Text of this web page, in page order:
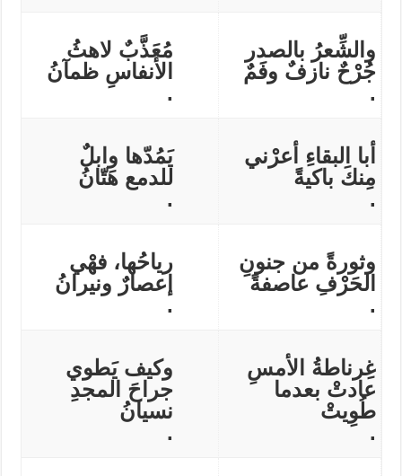
والشِّعرُ بالصدر
جُرْحٌ نازفٌ وفَمٌ
.
مُعَذَّبٌ لاهثُ
الأنفاسِ ظمآنُ
.
أبا البقاءِ أعرْني
مِنكَ باكيةً
.
يَمُدّها وابلٌ
للدمع هَتّانُ
.
وثورةً من جنونِ
الحَرْفِ عاصفةً
.
رياحُها، فهْي
إعصارٌ ونيرانُ
.
غِرناطةُ الأمسِ
عادتْ بعدما
طُوِيتْ
.
وكيف يَطوي
جراحَ المجدِ
نسيانُ
.